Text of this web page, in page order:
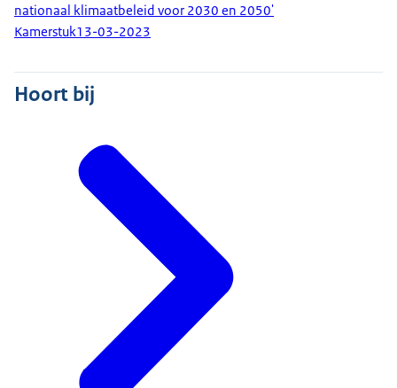
nationaal klimaatbeleid voor 2030 en 2050'
Kamerstuk13-03-2023
Hoort bij